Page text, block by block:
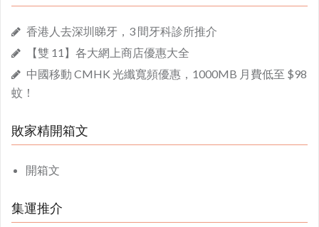
香港人去深圳睇牙，3 間牙科診所推介
【雙 11】各大網上商店優惠大全
中國移動 CMHK 光纖寬頻優惠，1000MB 月費低至 $98
蚊！
敗家精開箱文
開箱文
集運推介